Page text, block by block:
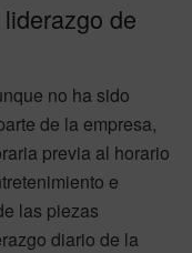
de
no ha sido
de la empresa,
previa al horario
e
las piezas
diario de la